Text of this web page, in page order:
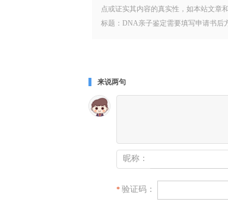
点或证实其内容的真实性，如本站文章
标题：DNA亲子鉴定需要填写申请书
来说两句
昵称：
* 验证码：